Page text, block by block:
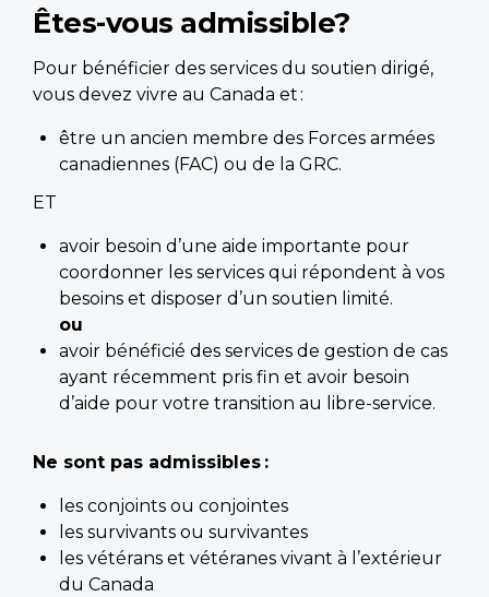
Êtes-vous admissible?
Pour bénéficier des services du soutien dirigé,
vous devez vivre au Canada et :
être un ancien membre des Forces armées
canadiennes (FAC) ou de la GRC.
ET
avoir besoin d’une aide importante pour
coordonner les services qui répondent à vos
besoins et disposer d’un soutien limité.
ou
avoir bénéficié des services de gestion de cas
ayant récemment pris fin et avoir besoin
d’aide pour votre transition au libre-service.
Ne sont pas admissibles :
les conjoints ou conjointes
les survivants ou survivantes
les vétérans et vétéranes vivant à l’extérieur
du Canada